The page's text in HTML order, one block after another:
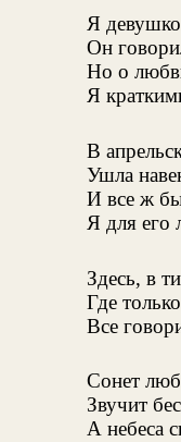
Я
Он
Но о
Я
В
Ушла
И все ж
Я для его
Здесь, в
Где
Все
Сонет
Звучит
А небеса